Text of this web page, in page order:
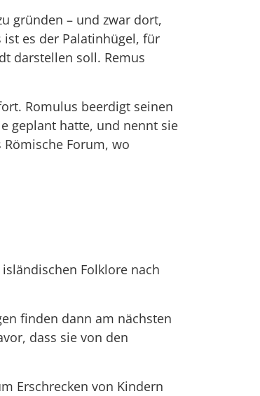
gründen – und zwar dort,
es der Palatinhügel, für
darstellen soll. Remus
Romulus beerdigt seinen
geplant hatte, und nennt sie
Forum, wo
Folklore nach
finden dann am nächsten
dass sie von den
Erschrecken von Kindern